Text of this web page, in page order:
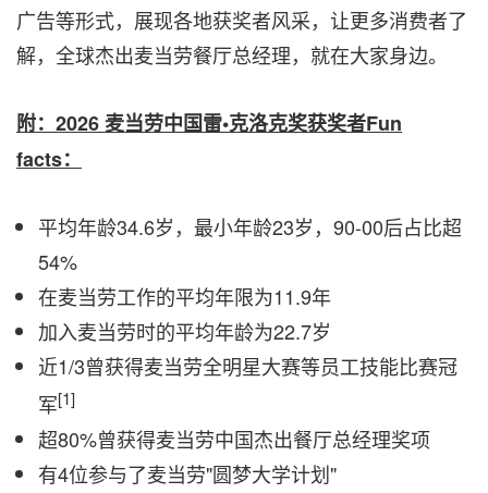
广告等形式，展现各地获奖者风采，让更多消费者了
解，全球杰出麦当劳餐厅总经理，就在大家身边。
附：2026 麦当劳中国雷•克洛克奖获奖者Fun
facts：
平均年龄34.6岁，最小年龄23岁，90-00后占比超
54%
在麦当劳工作的平均年限为11.9年
加入麦当劳时的平均年龄为22.7岁
近1/3曾获得麦当劳全明星大赛等员工技能比赛冠
军[1]
超80%曾获得麦当劳中国杰出餐厅总经理奖项
有4位参与了麦当劳"圆梦大学计划"